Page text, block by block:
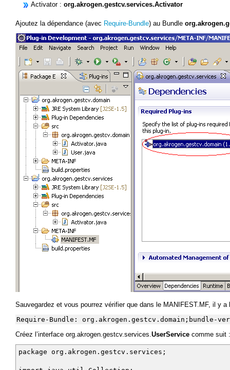
Activator : org.akrogen.gestcv.services.Activator
Ajoutez la dépendance (avec Require-Bundle) au Bundle
Sauvegardez et vous pourrez vérifier que dans le MANIFEST.MF, il y a
Require-Bundle: org.akrogen.gestcv.domain;bundle-
Créez l’interface org.akrogen.gestcv.services.UserService comme suit :
package org.akrogen.gestcv.services;